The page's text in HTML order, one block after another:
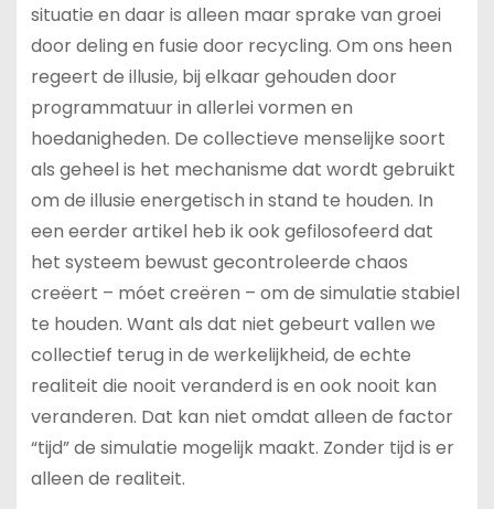
situatie en daar is alleen maar sprake van groei
door deling en fusie door recycling. Om ons heen
regeert de illusie, bij elkaar gehouden door
programmatuur in allerlei vormen en
hoedanigheden. De collectieve menselijke soort
als geheel is het mechanisme dat wordt gebruikt
om de illusie energetisch in stand te houden. In
een eerder artikel heb ik ook gefilosofeerd dat
het systeem bewust gecontroleerde chaos
creëert – móet creëren – om de simulatie stabiel
te houden. Want als dat niet gebeurt vallen we
collectief terug in de werkelijkheid, de echte
realiteit die nooit veranderd is en ook nooit kan
veranderen. Dat kan niet omdat alleen de factor
“tijd” de simulatie mogelijk maakt. Zonder tijd is er
alleen de realiteit.